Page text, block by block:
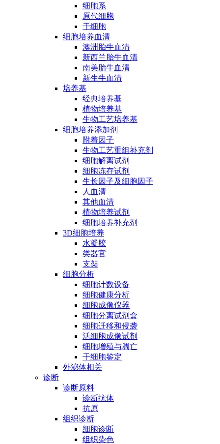
细胞系
原代细胞
干细胞
细胞培养血清
澳洲胎牛血清
新西兰胎牛血清
南美胎牛血清
新生牛血清
培养基
经典培养基
植物培养基
生物工艺培养基
细胞培养添加剂
附着因子
生物工艺重组补充剂
细胞解离试剂
细胞冻存试剂
生长因子及细胞因子
人血清
其他血清
植物培养试剂
细胞培养补充剂
3D细胞培养
水凝胶
类器官
支架
细胞分析
细胞计数设备
细胞健康分析
细胞成像仪器
细胞分离试剂盒
细胞迁移和侵袭
活细胞成像试剂
细胞增殖与凋亡
干细胞鉴定
外泌体相关
诊断
诊断原料
诊断抗体
抗原
组织诊断
细胞诊断
组织染色